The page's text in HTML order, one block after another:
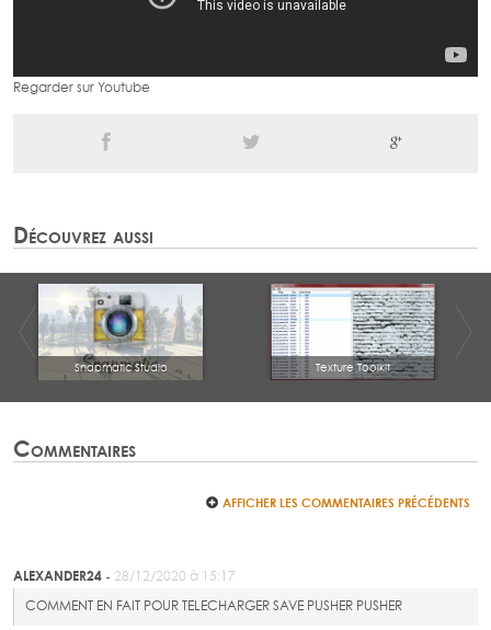
Regarder sur Youtube
Découvrez aussi
Snapmatic Studio Texture Toolkit
Commentaires
AFFICHER LES COMMENTAIRES PRÉCÉDENTS
ALEXANDER24 - 28/12/2020 à 15:17
COMMENT EN FAIT POUR TELECHARGER SAVE PUSHER PUSHER